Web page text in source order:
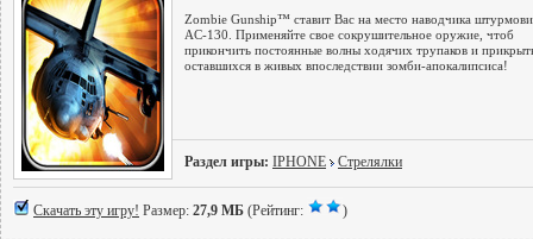
Zombie Gunship™ ставит Вас на место наводчика
AC-130. Применяйте свое сокрушительное оружие, чтоб
прикончить постоянные волны ходячих трупаков и
оставшихся в живых впоследствии зомби-апокалипсиса!
Раздел игры: IPHONE Стрелялки
Скачать эту игру! Размер: 27,9 МБ (Рейтинг: )